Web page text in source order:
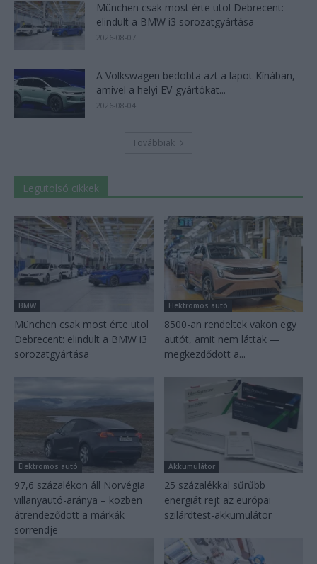
München csak most érte utol Debrecent:
elindult a BMW i3 sorozatgyártása
2026-08-07
A Volkswagen bedobta azt a lapot Kínában,
amivel a helyi EV-gyártókat...
2026-08-04
Továbbiak
Legutolsó cikkek
BMW
München csak most érte utol
Debrecent: elindult a BMW i3
sorozatgyártása
Elektromos autó
8500-an rendeltek vakon egy
autót, amit nem láttak —
megkezdődött a...
Elektromos autó
97,6 százalékon áll Norvégia
villanyautó-aránya – közben
átrendeződött a márkák
sorrendje
Akkumulátor
25 százalékkal sűrűbb
energiát rejt az európai
szilárdtest-akkumulátor